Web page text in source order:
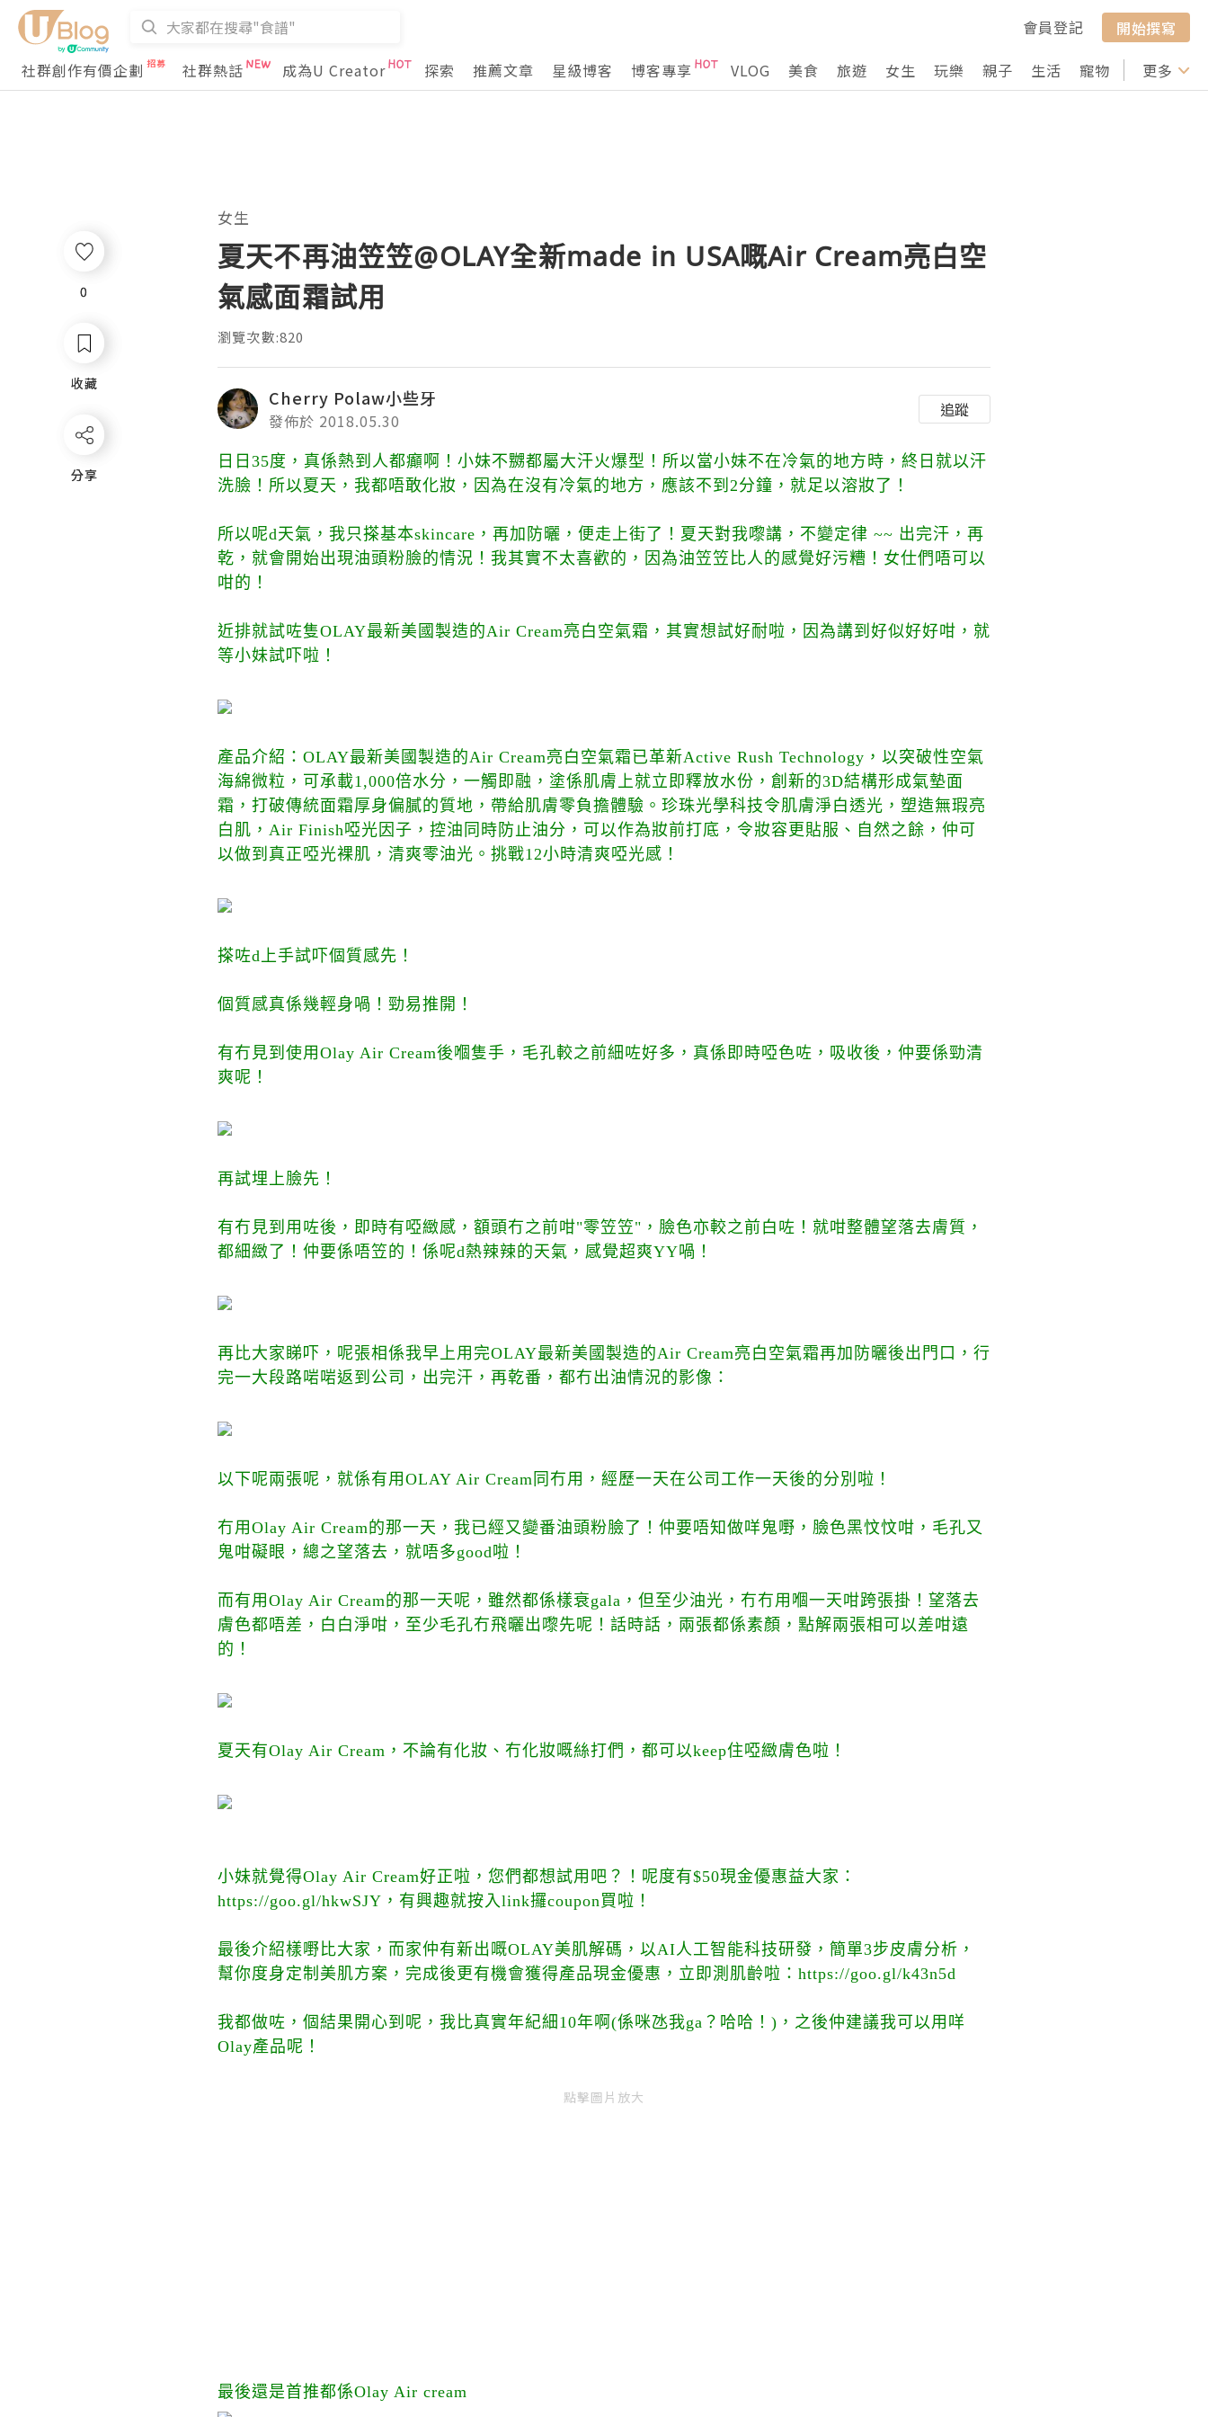
會員登記
開始撰寫
社群創作有價企劃
社群熱話 成為U Creator 探索 推薦文章 星級博客 博客專享 VLOG 美食 旅遊 女生 玩樂 親子 生活 寵物 行山 打卡
更多
0
收藏
分享
女生
夏天不再油笠笠@OLAY全新made in USA嘅Air Cream亮白空
氣感面霜試用
瀏覽次數:820
Cherry Polaw小些牙
發佈於 2018.05.30
追蹤
日日35度，真係熱到人都癲啊！小妹不嬲都屬大汗火爆型！所以當小妹不在冷氣的地方時，終日就以汗
洗臉！所以夏天，我都唔敢化妝，因為在沒有冷氣的地方，應該不到2分鐘，就足以溶妝了！
所以呢d天氣，我只搽基本skincare，再加防曬，便走上街了！夏天對我嚟講，不變定律 ~~ 出完汗，再
乾，就會開始出現油頭粉臉的情況！我其實不太喜歡的，因為油笠笠比人的感覺好污糟！女仕們唔可以
咁的！
近排就試咗隻OLAY最新美國製造的Air Cream亮白空氣霜，其實想試好耐啦，因為講到好似好好咁，就
等小妹試吓啦！
產品介紹： OLAY最新美國製造的Air Cream亮白空氣霜已革新Active Rush Technology，以突破性空氣
海綿微粒，可承載1,000倍水分， 一觸即融，塗係肌膚上就立即釋放水份，創新的3D結構形成氣墊面
霜，打破傳統面霜厚身偏膩的質地，帶給肌膚零負擔體驗。珍珠光學科技令肌膚淨白透光，塑造無瑕亮
白肌，Air Finish啞光因子，控油同時防止油分，可以作為妝前打底，令妝容更貼服、自然之餘，仲可
以做到真正啞光裸肌，清爽零油光。挑戰12小時清爽啞光感！
搽咗d上手試吓個質感先！
個質感真係幾輕身喎！勁易推開！
有冇見到使用Olay Air Cream後嗰隻手，毛孔較之前細咗好多，真係即時啞色咗，吸收後，仲要係勁清
爽呢！
再試埋上臉先！
有冇見到用咗後，即時有啞緻感，額頭冇之前咁"零笠笠"，臉色亦較之前白咗！就咁整體望落去膚質，
都細緻了！仲要係唔笠的！係呢d熱辣辣的天氣，感覺超爽YY喎！
再比大家睇吓，呢張相係我早上用完OLAY最新美國製造的Air Cream亮白空氣霜再加防曬後出門口，行
完一大段路啱啱返到公司，出完汗，再乾番，都冇出油情況的影像：
以下呢兩張呢，就係有用 OLAY Air Cream同冇用，經歷一天在公司工作一天後的分別啦！
冇用Olay Air Cream的那一天，我已經又變番油頭粉臉了！仲要唔知做咩鬼嘢，臉色黑忟忟咁，毛孔又
鬼咁礙眼，總之望落去，就唔多good啦！
而有用Olay Air Cream的那一天呢，雖然都係樣衰gala，但至少油光，冇冇用嗰一天咁跨張掛！望落去
膚色都唔差，白白淨咁，至少毛孔冇飛曬出嚟先呢！話時話，兩張都係素顏，點解兩張相可以差咁遠
的！
夏天有Olay Air Cream，不論有化妝、冇化妝嘅絲打們，都可以keep住啞緻膚色啦！
小妹就覺得Olay Air Cream好正啦，您們都想試用吧？！呢度有$50現金優惠益大家：
https://goo.gl/hkwSJY，有興趣就按入link攞coupon買啦！
最後介紹樣嘢比大家，而家仲有新出嘅OLAY美肌解碼，以AI人工智能科技研發，簡單3步皮膚分析，
幫你度身定制美肌方案，完成後更有機會獲得產品現金優惠，立即測肌齡啦：https://goo.gl/k43n5d
我都做咗，個結果開心到呢，我比真實年紀細10年啊(係咪氹我ga？哈哈！)，之後仲建議我可以用咩
Olay產品呢！
點擊圖片放大
最後還是首推都係Olay Air cream
0
收藏
分享